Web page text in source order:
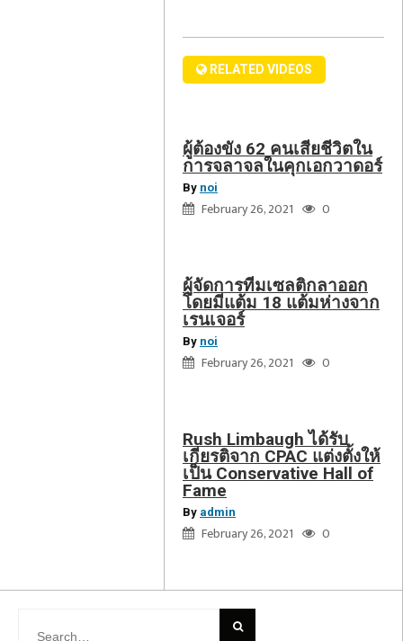
RELATED VIDEOS
ใน
คุก
เอกวาดอร์
ผู้ต้องขัง 62 คนเสียชีวิตใน
การจลาจลในคุกเอกวาดอร์
By noi
February 26, 2021 0
โดย
มี
แต้ม
แต้ม
ห่าง
จาก
เรน
ผู้จัดการทีมเซลติกลาออก
โดยมีแต้ม 18 แต้มห่างจาก
เรนเจอร์
By noi
February 26, 2021 0
Rush
Limbaugh
รับ
เกียรติ
จาก
CPAC
แต่ง
ให้
เป็น
Conservative
Hall
of
Rush Limbaugh ได้รับ
เกียรติจาก CPAC แต่งตั้งให้
เป็น Conservative Hall of
Fame
By admin
February 26, 2021 0